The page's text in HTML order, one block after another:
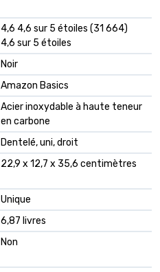
4,6 4,6 sur 5 étoiles (31 664)
4,6 sur 5 étoiles
Noir
Amazon Basics
Acier inoxydable à haute teneur
en carbone
Dentelé, uni, droit
22,9 x 12,7 x 35,6 centimètres
Unique
6,87 livres
Non